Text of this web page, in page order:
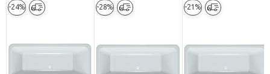
-24% -28% -21%